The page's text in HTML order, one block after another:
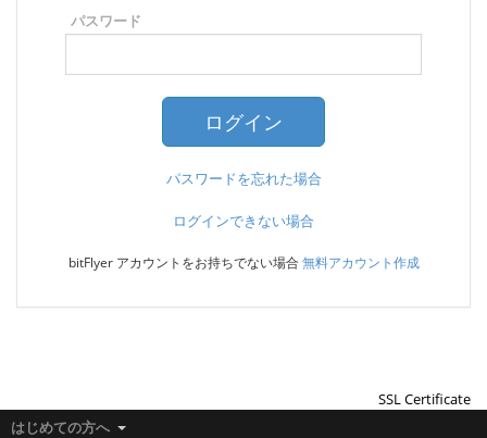
パスワード
パスワードを忘れた場合
ログインできない場合
bitFlyer アカウントをお持ちでない場合 無料アカウント作成
SSL Certificate
はじめての方へ